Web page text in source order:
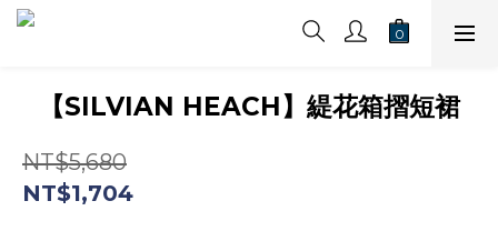
【SILVIAN HEACH】緹花箱摺短裙
NT$5,680
NT$1,704